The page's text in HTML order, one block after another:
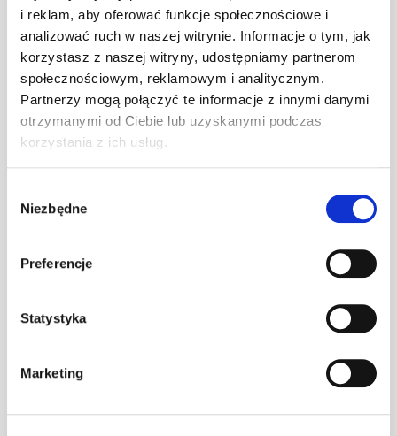
i reklam, aby oferować funkcje społecznościowe i
analizować ruch w naszej witrynie. Informacje o tym, jak
korzystasz z naszej witryny, udostępniamy partnerom
społecznościowym, reklamowym i analitycznym.
Partnerzy mogą połączyć te informacje z innymi danymi
otrzymanymi od Ciebie lub uzyskanymi podczas
korzystania z ich usług.
zgody
Niezbędne
Preferencje
Statystyka
Marketing
Vent 300/15
ceglasta [C1]
Taśma
kalenicowa BR-
Vent 300/15
brązowa [C1]
mb –
mb –